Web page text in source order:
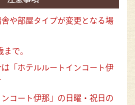
や部屋タイプが変更となる場
で。
「ホテルルートインコート伊
ンコート伊那」の日曜・祝日の